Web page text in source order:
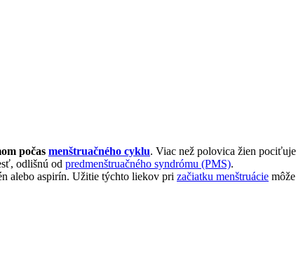
počas menštruačného cyklu. Viac než polovica žien pociťuje
odlišnú od predmenštruačného syndrómu (PMS).
alebo aspirín. Užitie týchto liekov pri začiatku menštruácie môže